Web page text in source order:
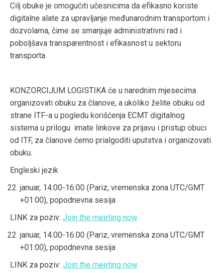
Cilj obuke je omogućiti učesnicima da efikasno koriste
digitalne alate za upravljanje međunarodnim transportom i
dozvolama, čime se smanjuje administrativni rad i
poboljšava transparentnost i efikasnost u sektoru
transporta.
KONZORCIJUM LOGISTIKA će u narednim mjesecima
organizovati obuku za članove, a ukoliko želite obuku od
strane ITF-a u pogledu korišćenja ECMT digitalnog
sistema u prilogu imate linkove za prijavu i pristup obuci
od ITF, za članove ćemo prialgoditi uputstva i organizovati
obuku.
Engleski jezik
januar, 14:00-16:00 (Pariz, vremenska zona UTC/GMT
+01:00), popodnevna sesija
LINK za poziv: Join the meeting now
januar, 14:00-16:00 (Pariz, vremenska zona UTC/GMT
+01:00), popodnevna sesija
LINK za poziv: Join the meeting now